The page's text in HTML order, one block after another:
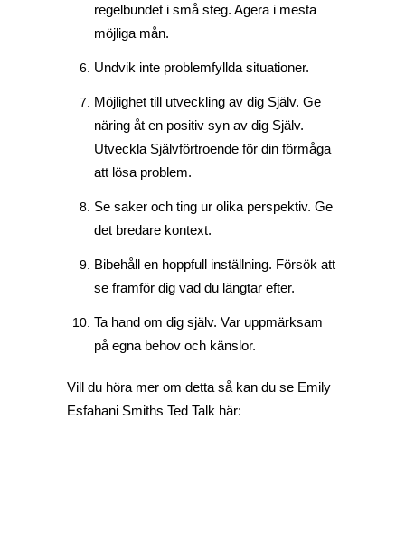
regelbundet i små steg. Agera i mesta
möjliga mån.
Undvik inte problemfyllda situationer.
Möjlighet till utveckling av dig Själv. Ge
näring åt en positiv syn av dig Själv.
Utveckla Självförtroende för din förmåga
att lösa problem.
Se saker och ting ur olika perspektiv. Ge
det bredare kontext.
Bibehåll en hoppfull inställning. Försök att
se framför dig vad du längtar efter.
Ta hand om dig själv. Var uppmärksam
på egna behov och känslor.
Vill du höra mer om detta så kan du se Emily
Esfahani Smiths Ted Talk här: